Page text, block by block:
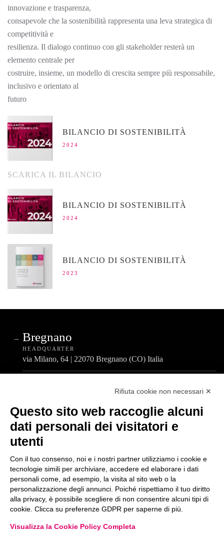
innovazione e trasparenza,
consapevole che la sostenibilità rappresenta una leva strategica di
competitività e
resilienza. Il dialogo continuo con gli stakeholder resterà un
elemento centrale per
costruire, insieme, un modello di crescita sempre più responsabile,
inclusivo e orientato al
futuro
BILANCIO DI SOSTENIBILITÀ
2024
SCARICA IL BILANCIO
BILANCIO DI SOSTENIBILITÀ
2024
BILANCIO DI SOSTENIBILITÀ
2023
Bregnano
HEADQUARTER
via Milano, 64 | 22070 Bregnano (CO) Italia
via Lombardia, 81 | 22063 Cantù (CO) Italia
Lomazzo
STABILIMENTO 3
Cermenate
STABILIMENTO 4
via A. De Gasperi, 4 | 22072 Cermenate (CO) Italia
Rifiuta cookie non necessari ✕
Questo sito web raccoglie alcuni
dati personali dei visitatori e
utenti
Con il tuo consenso, noi e i nostri partner utilizziamo i cookie e
tecnologie simili per archiviare, accedere ed elaborare i dati
personali come, ad esempio, la visita al sito web o la
personalizzazione degli annunci. Poiché rispettiamo il tuo diritto
alla privacy, è possibile scegliere di non consentire alcuni tipi di
cookie. Clicca su preferenze GDPR per saperne di più.
Visualizza la Cookie Policy Completa